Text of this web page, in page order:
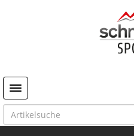
Toggle navigation